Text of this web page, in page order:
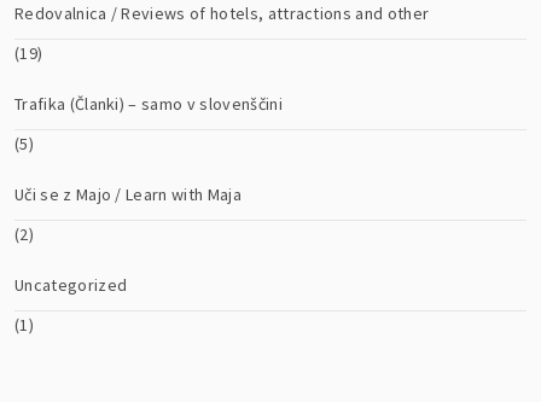
Redovalnica / Reviews of hotels, attractions and other
(19)
Trafika (Članki) – samo v slovenščini
(5)
Uči se z Majo / Learn with Maja
(2)
Uncategorized
(1)